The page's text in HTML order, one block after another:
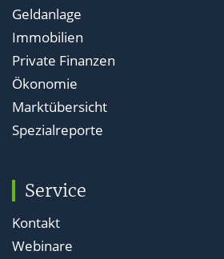
Geldanlage
Immobilien
Private Finanzen
Ökonomie
Marktübersicht
Spezialreporte
Service
Kontakt
Webinare